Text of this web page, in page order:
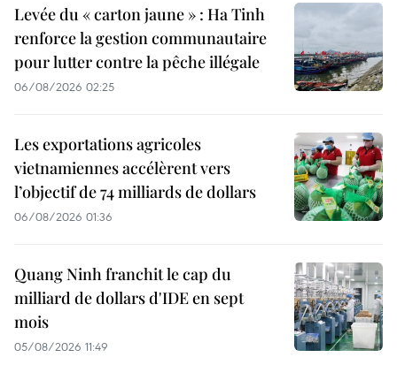
Levée du « carton jaune » : Ha Tinh
renforce la gestion communautaire
pour lutter contre la pêche illégale
06/08/2026 02:25
Les exportations agricoles
vietnamiennes accélèrent vers
l’objectif de 74 milliards de dollars
06/08/2026 01:36
Quang Ninh franchit le cap du
milliard de dollars d'IDE en sept
mois
05/08/2026 11:49